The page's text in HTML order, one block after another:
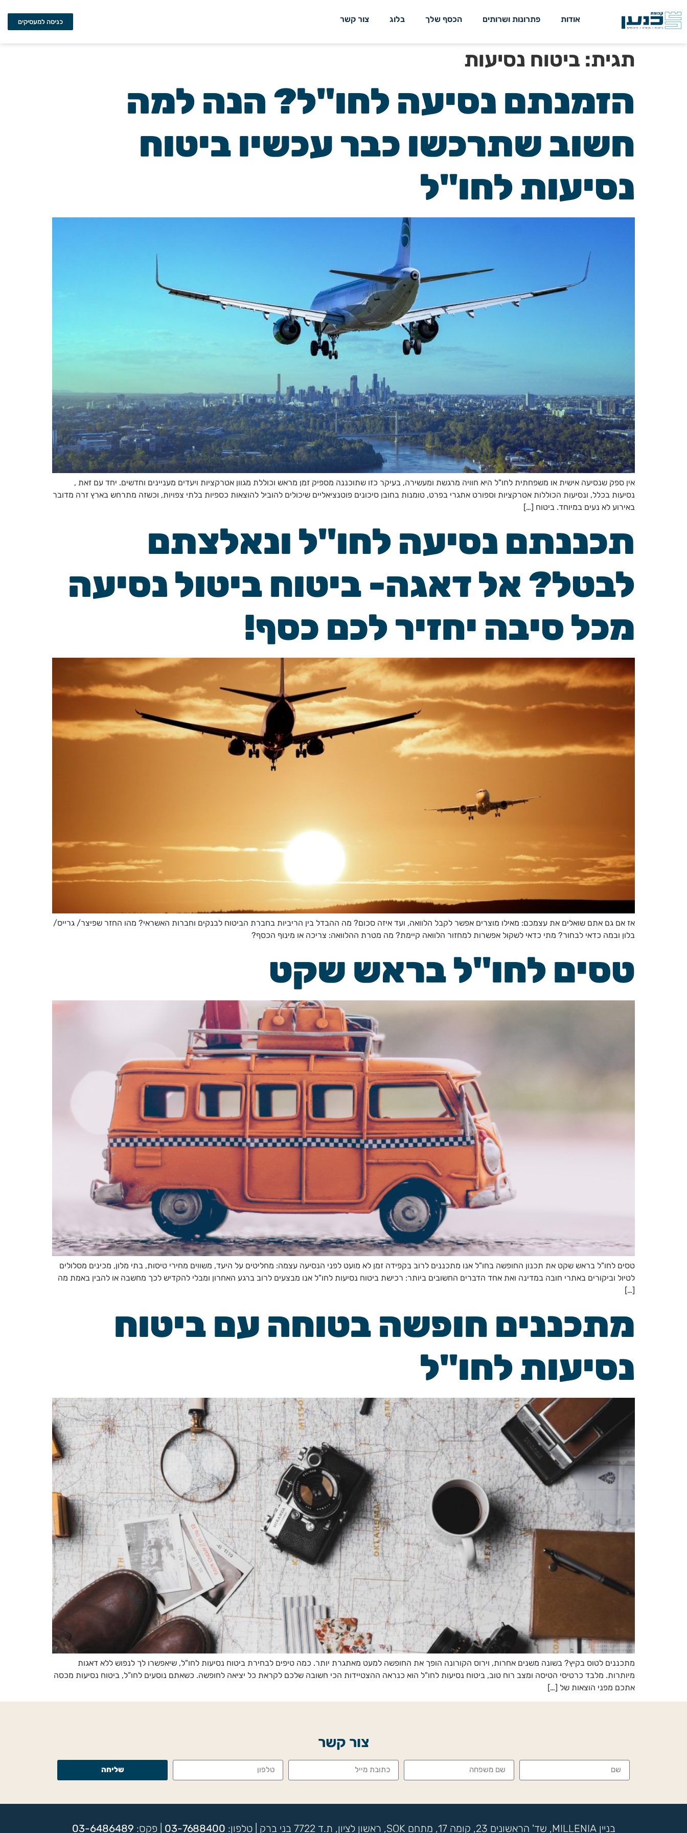
אודות פתרונות ושרותים הכסף שלך בלוג צור קשר כניסה למעסיקים
תגית: ביטוח נסיעות
הזמנתם נסיעה לחו"ל? הנה למה
חשוב שתרכשו כבר עכשיו ביטוח
נסיעות לחו"ל
אין ספק שנסיעה אישית או משפחתית לחו"ל היא חוויה מרגשת ומעשירה, בעיקר כזו שתוכננה מספיק זמן מראש וכוללת מגוון אטרקציות ויעדים מעניינים וחדשים. יחד עם זאת ,
נסיעות בכלל, ונסיעות הכוללות אטרקציות וספורט אתגרי בפרט, טומנות בחובן סיכונים פוטנציאליים שיכולים להוביל להוצאות כספיות בלתי צפויות, וכשזה מתרחש בארץ זרה מדובר
באירוע לא נעים במיוחד. ביטוח […]
תכננתם נסיעה לחו"ל ונאלצתם
לבטל? אל דאגה- ביטוח ביטול נסיעה
מכל סיבה יחזיר לכם כסף!
אז אם גם אתם שואלים את עצמכם: מאילו מוצרים אפשר לקבל הלוואה, ועד איזה סכום? מה ההבדל בין הריביות בחברת הביטוח לבנקים וחברות האשראי? מהו החזר שפיצר/ גרייס/
בלון ובמה כדאי לבחור? מתי כדאי לשקול אפשרות למחזור הלוואה קיימת? מה מטרת ההלוואה: צריכה או מינוף הכסף?
טסים לחו"ל בראש שקט
טסים לחו"ל בראש שקט את תכנון החופשה בחו"ל אנו מתכננים לרוב בקפידה זמן לא מועט לפני הנסיעה עצמה: מחליטים על היעד, משווים מחירי טיסות, בתי מלון, מכינים מסלולים
לטיול וביקורים באתרי חובה במדינה ואת אחד הדברים החשובים ביותר: רכישת ביטוח נסיעות לחו"ל אנו מבצעים לרוב ברגע האחרון ומבלי להקדיש לכך מחשבה או להבין באמת מה
[…]
מתכננים חופשה בטוחה עם ביטוח
נסיעות לחו"ל
מתכננים לטוס בקיץ? בשונה משנים אחרות, וירוס הקורונה הופך את החופשה למעט מאתגרת יותר. כמה טיפים לבחירת ביטוח נסיעות לחו"ל, שיאפשרו לך לנפוש ללא דאגות
מיותרות. מלבד כרטיסי הטיסה ומצב רוח טוב, ביטוח נסיעות לחו"ל הוא כנראה ההצטיידות הכי חשובה שלכם לקראת כל יציאה לחופשה. כשאתם נוסעים לחו”ל, ביטוח נסיעות מכסה
אתכם מפני הוצאות של […]
צור קשר
שליחה
בניין MILLENIA, שד' הראשונים 23, קומה 17, מתחם SOK, ראשון לציון, ת.ד 7722 בני ברק | טלפון: 03-7688400 | פקס: 03-6486489